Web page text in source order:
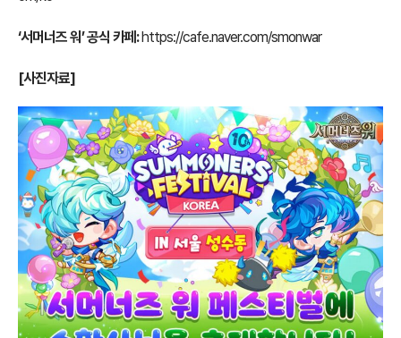
‘서머너즈 워’ 공식 카페: https://cafe.naver.com/smonwar
[사진자료]